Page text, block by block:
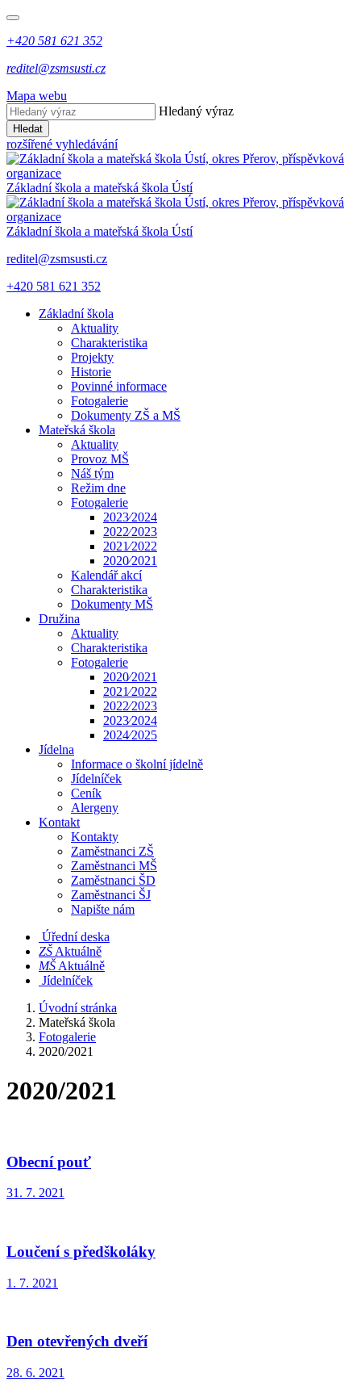
+420 581 621 352
reditel@zsmsusti.cz
Mapa webu
Hledaný výraz
Hledat
rozšířené vyhledávání
Základní škola a mateřská škola Ústí
Základní škola a mateřská škola Ústí
reditel@zsmsusti.cz
+420 581 621 352
Základní škola
Aktuality
Charakteristika
Projekty
Historie
Povinné informace
Fotogalerie
Dokumenty ZŠ a MŠ
Mateřská škola
Aktuality
Provoz MŠ
Náš tým
Režim dne
Fotogalerie
2023⁄2024
2022⁄2023
2021⁄2022
2020⁄2021
Kalendář akcí
Charakteristika
Dokumenty MŠ
Družina
Aktuality
Charakteristika
Fotogalerie
2020⁄2021
2021⁄2022
2022⁄2023
2023⁄2024
2024⁄2025
Jídelna
Informace o školní jídelně
Jídelníček
Ceník
Alergeny
Kontakt
Kontakty
Zaměstnanci ZŠ
Zaměstnanci MŠ
Zaměstnanci ŠD
Zaměstnanci ŠJ
Napište nám
Úřední deska
​​ZŠ Aktuálně
​​MŠ Aktuálně
Jídelníček
Úvodní stránka
Mateřská škola
Fotogalerie
2020/2021
2020/2021
Obecní pouť
31. 7. 2021
Loučení s předškoláky
1. 7. 2021
Den otevřených dveří
28. 6. 2021